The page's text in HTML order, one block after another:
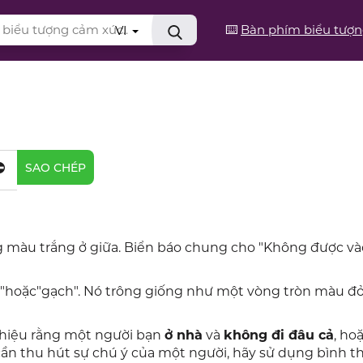
⌨️ Bàn phím biểu
VI
SAO CHÉP
trắng ở giữa. Biển báo chung cho "Không được
Nó trông giống như một vòng tròn màu
rằng một người bạn ở nhà và không đi đâu cả,
thu hút sự chú ý của một người, hãy sử dụng bình